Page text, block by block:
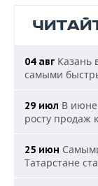
04 авг Казань
самыми
29 июл В июне
росту продаж
25 июн
Татарстане